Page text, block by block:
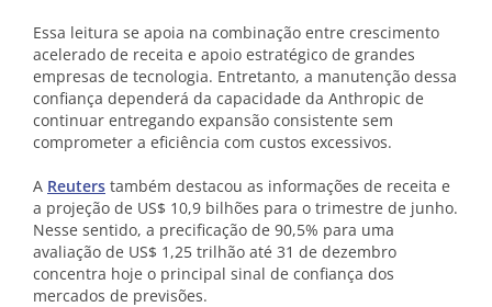
Essa leitura se apoia na combinação entre crescimento
acelerado de receita e apoio estratégico de grandes
empresas de tecnologia. Entretanto, a manutenção dessa
confiança dependerá da capacidade da Anthropic de
continuar entregando expansão consistente sem
comprometer a eficiência com custos excessivos.
A Reuters também destacou as informações de receita e
a projeção de US$ 10,9 bilhões para o trimestre de junho.
Nesse sentido, a precificação de 90,5% para uma
avaliação de US$ 1,25 trilhão até 31 de dezembro
concentra hoje o principal sinal de confiança dos
mercados de previsões.